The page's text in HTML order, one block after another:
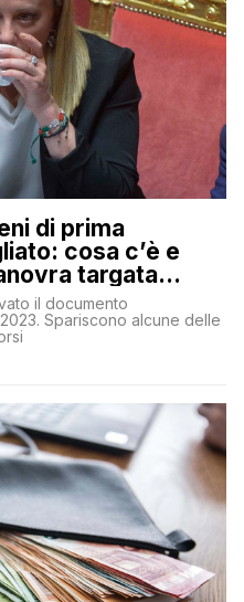
di prima
cosa c’è e
targata
il documento
Spariscono alcune delle